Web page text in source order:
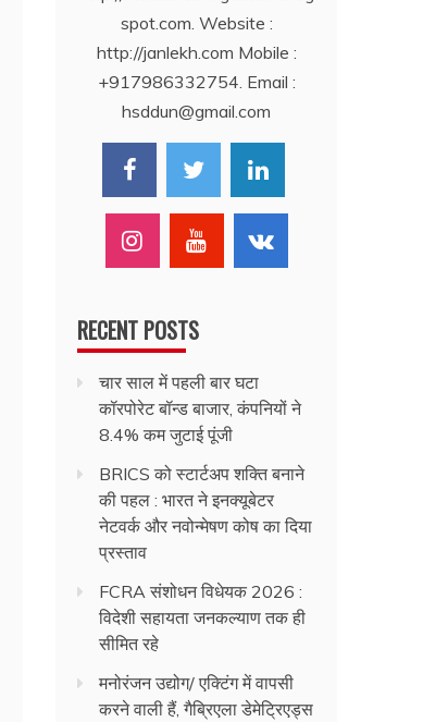
spot.com. Website :
http://janlekh.com Mobile :
+917986332754. Email :
hsddun@gmail.com
RECENT POSTS
चार साल में पहली बार घटा
कॉरपोरेट बॉन्ड बाजार, कंपनियों ने
8.4% कम जुटाई पूंजी
BRICS को स्टार्टअप शक्ति बनाने
की पहल : भारत ने इनक्यूबेटर
नेटवर्क और नवोन्मेषण कोष का दिया
प्रस्ताव
FCRA संशोधन विधेयक 2026 :
विदेशी सहायता जनकल्याण तक ही
सीमित रहे
मनोरंजन उद्योग/ एक्टिंग में वापसी
करने वाली हैं, गैब्रिएला डेमेट्रिएड्स